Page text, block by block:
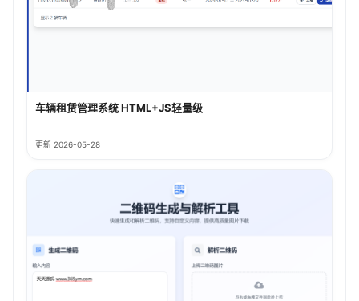
车辆租赁管理系统 HTML+JS轻量级
更新 2026-05-28